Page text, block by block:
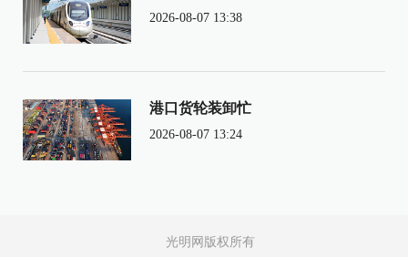
2026-08-07 13:38
港口货轮装卸忙
2026-08-07 13:24
光明网版权所有